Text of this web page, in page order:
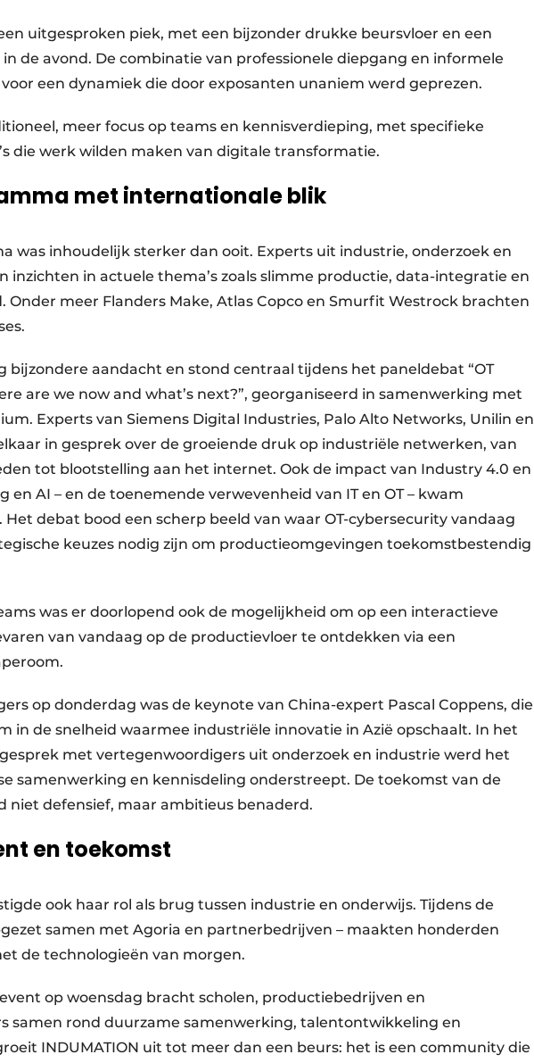
uitgesproken piek, met een bijzonder drukke beursvloer en een
de avond. De combinatie van professionele diepgang en informele
een dynamiek die door exposanten unaniem werd geprezen.
meer focus op teams en kennisverdieping, met specifieke
die werk wilden maken van digitale transformatie.
met internationale blik
was inhoudelijk sterker dan ooit. Experts uit industrie, onderzoek en
inzichten in actuele thema’s zoals slimme productie, data-integratie en
Onder meer Flanders Make, Atlas Copco en Smurfit Westrock brachten
bijzondere aandacht en stond centraal tijdens het paneldebat “OT
are we now and what’s next?”, georganiseerd in samenwerking met
Experts van Siemens Digital Industries, Palo Alto Networks, Unilin en
in gesprek over de groeiende druk op industriële netwerken, van
tot blootstelling aan het internet. Ook de impact van Industry 4.0 en
en AI – en de toenemende verwevenheid van IT en OT – kwam
debat bood een scherp beeld van waar OT-cybersecurity vandaag
keuzes nodig zijn om productieomgevingen toekomstbestendig
was er doorlopend ook de mogelijkheid om op een interactieve
van vandaag op de productievloer te ontdekken via een
op donderdag was de keynote van China-expert Pascal Coppens, die
in de snelheid waarmee industriële innovatie in Azië opschaalt. In het
met vertegenwoordigers uit onderzoek en industrie werd het
samenwerking en kennisdeling onderstreept. De toekomst van de
niet defensief, maar ambitieus benaderd.
en toekomst
ook haar rol als brug tussen industrie en onderwijs. Tijdens de
samen met Agoria en partnerbedrijven – maakten honderden
de technologieën van morgen.
op woensdag bracht scholen, productiebedrijven en
samen rond duurzame samenwerking, talentontwikkeling en
INDUMATION uit tot meer dan een beurs: het is een community die